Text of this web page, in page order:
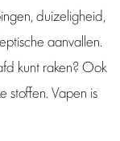
duizeligheid,
aanvallen.
kunt raken? Ook
stoffen. Vapen is